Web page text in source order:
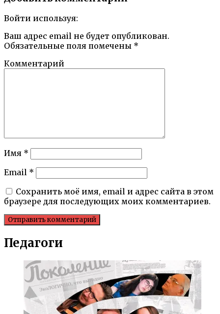
Войти используя:
Ваш адрес email не будет опубликован.
Обязательные поля помечены *
Комментарий
Имя *
Email *
Сохранить моё имя, email и адрес сайта в этом
браузере для последующих моих комментариев.
Педагоги